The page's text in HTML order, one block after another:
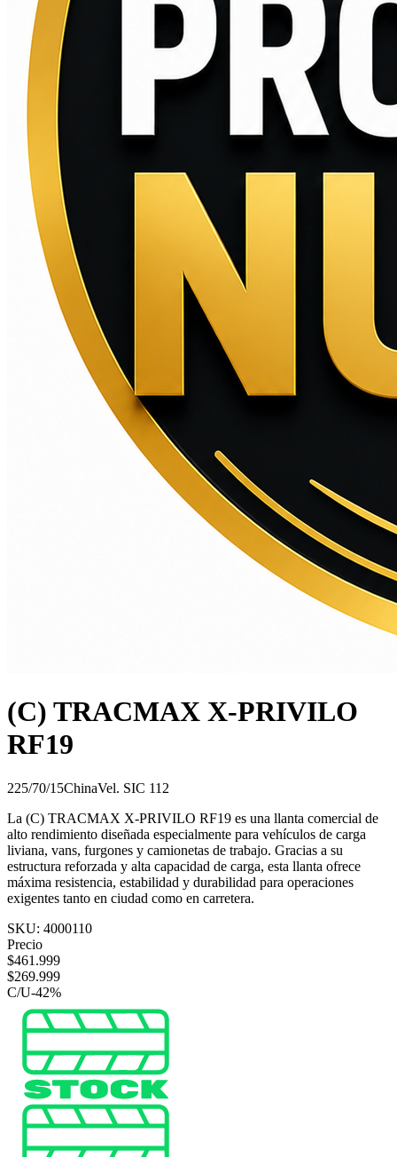
(C) TRACMAX X-PRIVILO
RF19
225/70/15ChinaVel. SIC 112
La (C) TRACMAX X-PRIVILO RF19 es una llanta comercial de
alto rendimiento diseñada especialmente para vehículos de carga
liviana, vans, furgones y camionetas de trabajo. Gracias a su
estructura reforzada y alta capacidad de carga, esta llanta ofrece
máxima resistencia, estabilidad y durabilidad para operaciones
exigentes tanto en ciudad como en carretera.
SKU: 4000110
Precio
$461.999
$269.999
C/U-42%